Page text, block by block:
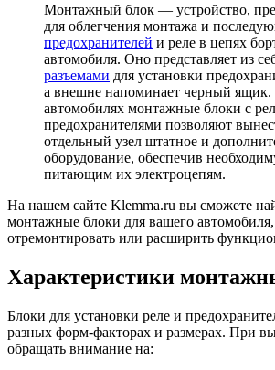
Монтажный блок — устройство,
для облегчения монтажа и
предохранителей и реле в цепях
автомобиля. Оно представляет из
разъемами для установки
а внешне напоминает черный ящик.
автомобилях монтажные блоки с
предохранителями позволяют
отдельный узел штатное и
оборудование, обеспечив
питающим их электроцепям.
На нашем сайте Klemma.ru вы сможете
монтажные блоки для вашего
отремонтировать или расширить
Характеристики
Блоки для установки реле и
разных форм-факторах и размерах. При
обращать внимание на: